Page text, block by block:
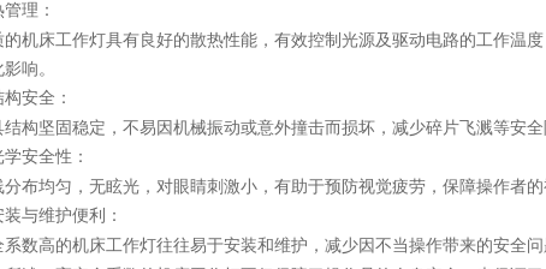
管理：
的机床工作灯具有良好的散热性能，有效控制光源及驱动电路的工作温
响。
构安全：
结构坚固稳定，不易因机械振动或意外撞击而损坏，减少碎片飞溅等安全
学安全性：
分布均匀，无眩光，对眼睛刺激小，有助于预防视觉疲劳，保障操作者的
装与维护便利：
系数高的机床工作灯往往易于安装和维护，减少因不当操作带来的安全问